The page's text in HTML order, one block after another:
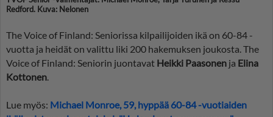
Redford. Kuva: Nelonen
The Voice of Finland: Seniorissa kilpailijoiden ikä on 60-84 -
vuotta ja heidät on valittu liki 200 hakemuksen joukosta. The
Voice of Finland: Seniorin juontavat Heikki Paasonen ja Elina
Kottonen
Lue myös: Michael Monroe, 59, hyppää 60-84 -vuotiaiden